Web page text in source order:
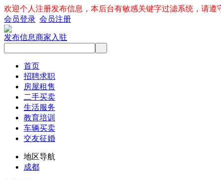
欢迎个人注册发布信息，本后台有敏感关键字过滤系统，请遵
会员登录 会员注册
发布信息商家入驻
首页
招聘求职
房屋租售
二手买卖
生活服务
教育培训
车辆买卖
交友征婚
地区导航
成都